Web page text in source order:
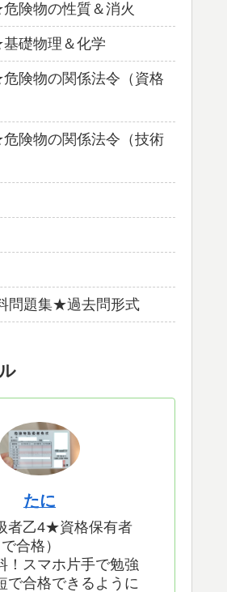
険物の性質＆消火
礎物理＆化学
険物の関係法令（資格
険物の関係法令（技術
問題集★過去問形式
たに
者乙4★資格保有者
合格）
！スマホ片手で勉強
で合格できるように